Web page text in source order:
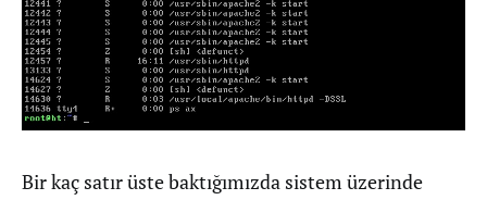
Bir kaç satır üste baktığımızda sistem üzerinde